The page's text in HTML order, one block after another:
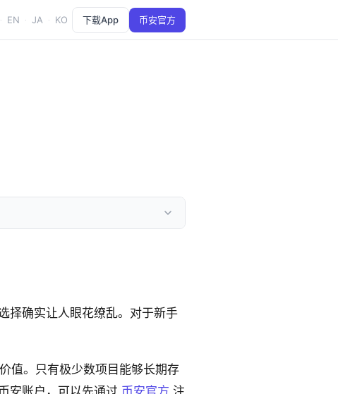
· EN · JA · KO 下载App 币安官方
择确实让人眼花缭乱。对于新手
值。只有极少数项目能够长期存
安账户，可以先通过 币安官方 注